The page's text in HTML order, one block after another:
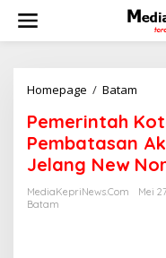
w
Homepage / Batam
m
i
n
Pemerintah
Pembatasan
Jelang New
MediaKepriNews.com
Mei
Batam